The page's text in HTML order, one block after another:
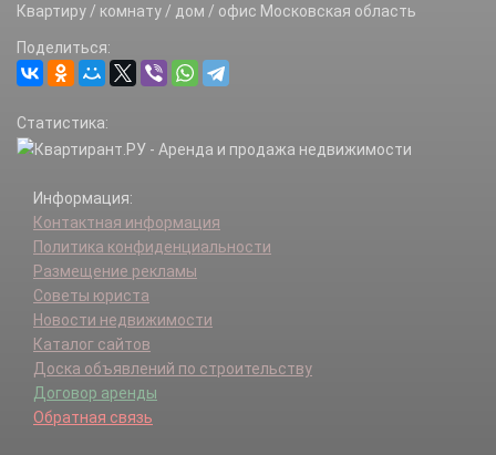
Квартиру / комнату / дом / офис Московская область
Поделиться:
Статистика:
Информация:
Контактная информация
Политика конфиденциальности
Размещение рекламы
Советы юриста
Новости недвижимости
Каталог сайтов
Доска объявлений по строительству
Договор аренды
Обратная связь